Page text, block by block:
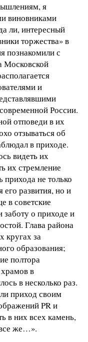
я
виновниками
ли, интересный
торжества» в
познакомили с
Московской
и
России.
отповеди в их
отзываться об
в приходе.
видеть их
их стремление
прихода не только
развития, но и
в советские
заботу о приходе и
Глава района
кругах за
образования;
полтора
в
в несколько раз.
приход своим
PR и
в них всех камень,
же…».